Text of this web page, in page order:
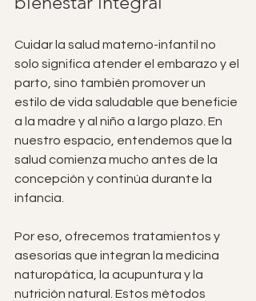
Cuidar la salud materno-infantil no
solo significa atender el embarazo y el
parto, sino también promover un
estilo de vida saludable que beneficie
a la madre y al niño a largo plazo. En
nuestro espacio, entendemos que la
salud comienza mucho antes de la
concepción y continúa durante la
infancia.
Por eso, ofrecemos tratamientos y
asesorías que integran la medicina
naturopática, la acupuntura y la
nutrición natural. Estos métodos